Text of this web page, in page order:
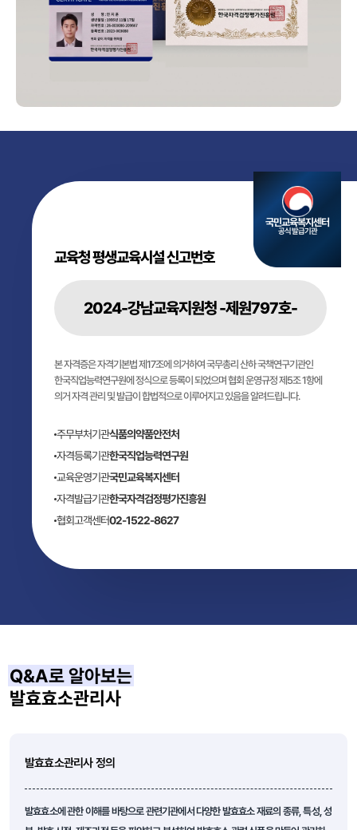
국민교육복지센터
공식 발급기관
교육청 평생교육시설 신고번호
2024-강남교육지원청 -제원797호-
본 자격증은 자격기본법 제17조에 의거하여 국무총리 산하 국책연구기관인
한국직업능력연구원에 정식으로 등록이 되었으며 협회 운영규정 제5조 1항에
의거 자격 관리 및 발급이 합법적으로 이루어지고 있음을 알려드립니다.
주무부처기관식품의약품안전처
자격등록기관한국직업능력연구원
교육운영기관국민교육복지센터
자격발급기관한국자격검정평가진흥원
협회고객센터02-1522-8627
Q&A로 알아보는
발효효소관리사
발효효소관리사 정의
발효효소에 관한 이해를 바탕으로 관련기관에서 다양한 발효효소 재료의 종류, 특성, 성